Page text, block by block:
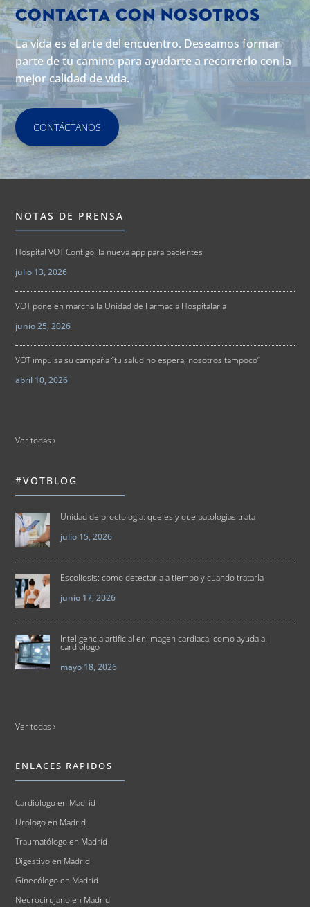
Contacta con Nosotros
La vida es el arte del encuentro. Deseamos formar
parte de tu camino para ayudarte a recorrerlo con la
mejor calidad de vida.
CONTÁCTANOS
NOTAS DE PRENSA
Hospital VOT Contigo: la nueva app para pacientes
julio 13, 2026
VOT pone en marcha la Unidad de Farmacia Hospitalaria
junio 25, 2026
VOT impulsa su campaña “tu salud no espera, nosotros tampoco”
abril 10, 2026
Ver todas ›
#VOTBLOG
Unidad de proctologia: que es y que patologias trata
julio 15, 2026
Escoliosis: como detectarla a tiempo y cuando tratarla
junio 17, 2026
Inteligencia artificial en imagen cardiaca: como ayuda al
cardiologo
mayo 18, 2026
Ver todas ›
ENLACES RAPIDOS
Cardiólogo en Madrid
Urólogo en Madrid
Traumatólogo en Madrid
Digestivo en Madrid
Ginecólogo en Madrid
Neurocirujano en Madrid